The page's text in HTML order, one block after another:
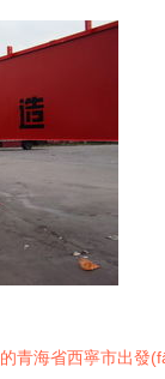
海省西寧市出